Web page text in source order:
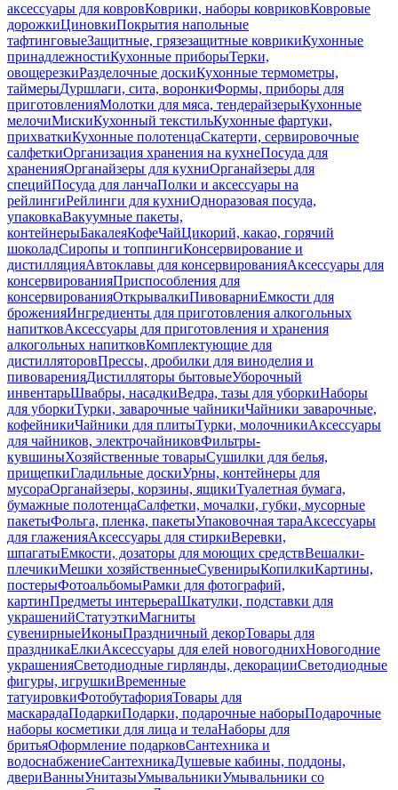
аксессуары для ковровКоврики, наборы ковриковКовровые
дорожкиЦиновкиПокрытия напольные
тафтинговыеЗащитные, грязезащитные коврикиКухонные
принадлежностиКухонные приборыТерки,
овощерезкиРазделочные доскиКухонные термометры,
таймерыДуршлаги, сита, воронкиФормы, приборы для
приготовленияМолотки для мяса, тендерайзерыКухонные
мелочиМискиКухонный текстильКухонные фартуки,
прихваткиКухонные полотенцаСкатерти, сервировочные
салфеткиОрганизация хранения на кухнеПосуда для
храненияОрганайзеры для кухниОрганайзеры для
специйПосуда для ланчаПолки и аксессуары на
рейлингиРейлинги для кухниОдноразовая посуда,
упаковкаВакуумные пакеты,
контейнерыБакалеяКофеЧайЦикорий, какао, горячий
шоколадСиропы и топпингиКонсервирование и
дистилляцияАвтоклавы для консервированияАксессуары для
консервированияПриспособления для
консервированияОткрывалкиПивоварниЕмкости для
броженияИнгредиенты для приготовления алкогольных
напитковАксессуары для приготовления и хранения
алкогольных напитковКомплектующие для
дистилляторовПрессы, дробилки для виноделия и
пивоваренияДистилляторы бытовыеУборочный
инвентарьШвабры, насадкиВедра, тазы для уборкиНаборы
для уборкиТурки, заварочные чайникиЧайники заварочные,
кофейникиЧайники для плитыТурки, молочникиАксессуары
для чайников, электрочайниковФильтры-
кувшиныХозяйственные товарыСушилки для белья,
прищепкиГладильные доскиУрны, контейнеры для
мусораОрганайзеры, корзины, ящикиТуалетная бумага,
бумажные полотенцаСалфетки, мочалки, губки, мусорные
пакетыФольга, пленка, пакетыУпаковочная тараАксессуары
для глаженияАксессуары для стиркиВеревки,
шпагатыЕмкости, дозаторы для моющих средствВешалки-
плечикиМешки хозяйственныеСувенирыКопилкиКартины,
постерыФотоальбомыРамки для фотографий,
картинПредметы интерьераШкатулки, подставки для
украшенийСтатуэткиМагниты
сувенирныеИконыПраздничный декорТовары для
праздникаЕлкиАксессуары для елей новогоднихНовогодние
украшенияСветодиодные гирлянды, декорацииСветодиодные
фигуры, игрушкиВременные
татуировкиФотобутафорияТовары для
маскарадаПодаркиПодарки, подарочные наборыПодарочные
наборы косметики для лица и телаНаборы для
бритьяОформление подарковСантехника и
водоснабжениеСантехникаДушевые кабины, поддоны,
двериВанныУнитазыУмывальникиУмывальники со